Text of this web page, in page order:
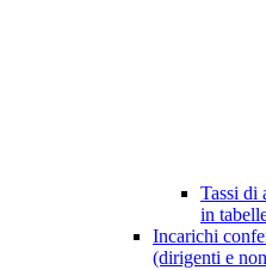
Tassi di
in
Incarichi
(dirigenti e